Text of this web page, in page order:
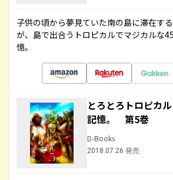
子供の頃から夢見ていた南の島に滞在す
が、島で出合うトロピカルでマジカルな
憶。
とろとろトロピカ
記憶。 第5巻
D-Books
2018.07.26 発売